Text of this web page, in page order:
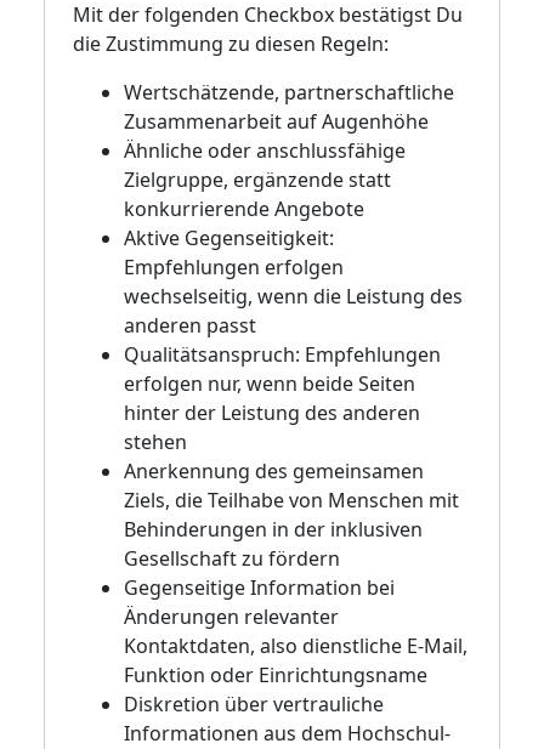
Mit der folgenden Checkbox bestätigst Du
die Zustimmung zu diesen Regeln:
Wertschätzende, partnerschaftliche
Zusammenarbeit auf Augenhöhe
Ähnliche oder anschlussfähige
Zielgruppe, ergänzende statt
konkurrierende Angebote
Aktive Gegenseitigkeit:
Empfehlungen erfolgen
wechselseitig, wenn die Leistung des
anderen passt
Qualitätsanspruch: Empfehlungen
erfolgen nur, wenn beide Seiten
hinter der Leistung des anderen
stehen
Anerkennung des gemeinsamen
Ziels, die Teilhabe von Menschen mit
Behinderungen in der inklusiven
Gesellschaft zu fördern
Gegenseitige Information bei
Änderungen relevanter
Kontaktdaten, also dienstliche E-Mail,
Funktion oder Einrichtungsname
Diskretion über vertrauliche
Informationen aus dem Hochschul-